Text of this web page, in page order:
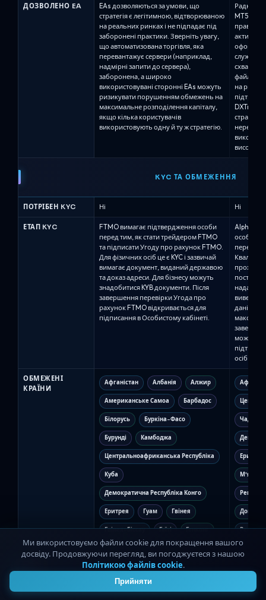
ДОЗВОЛЕНО EA
EAs дозволяються за умови, що
стратегія є легітимною, відтворюваною
на реальних ринках і не підпадає під
заборонені практики. Зверніть увагу,
що автоматизована торгівля, яка
перевантажує сервери (наприклад,
надмірні запити до сервера),
заборонена, а широко
використовувані сторонні EAs можуть
ризикувати порушенням обмежень на
максимальне розподілення капіталу,
якщо кілька користувачів
використовують одну й ту ж стратегію.
Радники-
MT5
правил
службою
файл EX5
на ринок
DXTrade
високої
KYC ТА ОБМЕЖЕННЯ
ПОТРІБЕН KYC Ні Ні
ЕТАП KYC
FTMO вимагає підтвердження особи
перед тим, як стати трейдером FTMO
та підписати Угоду про рахунок FTMO.
Для фізичних осіб це є KYC і зазвичай
вимагає документ, виданий державою
та доказ адреси. Для бізнесу можуть
знадобитися KYB документи. Після
завершення перевірки Угода про
рахунок FTMO відкривається для
підписання в Особистому кабінеті.
Alpha
особи
перед
надати
дані
максимум
можуть
осіб не
ОБМЕЖЕНІ
КРАЇНИ
Афганістан Албанія Алжир
Американське Самоа Барбадос
Білорусь Буркіна-Фасо
Бурунді Камбоджа
Центральноафриканська Республіка
Куба
Демократична Республіка Конго
Еритрея Гуам Гвінея
Гвінея-Біссау Гаїті Гонконг
Казахстан
Косово Лівія Малі
Марокко М'янма
Чад
Еритрея
М'янма
Донецьк
Ми використовуємо файли cookie для покращення вашого
досвіду. Продовжуючи перегляд, ви погоджуєтеся з нашою
Політикою файлів cookie.
Прийняти